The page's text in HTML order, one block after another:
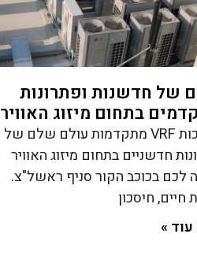
של חדשנות ופתרונות
בתחום מיזוג האוויר
מערכות VRF מתקדמות עולם שלם של
חדשניים בתחום מיזוג האוויר
לכם בכוכב הקור סניף ראשל"צ.
חיים, חיסכון
»